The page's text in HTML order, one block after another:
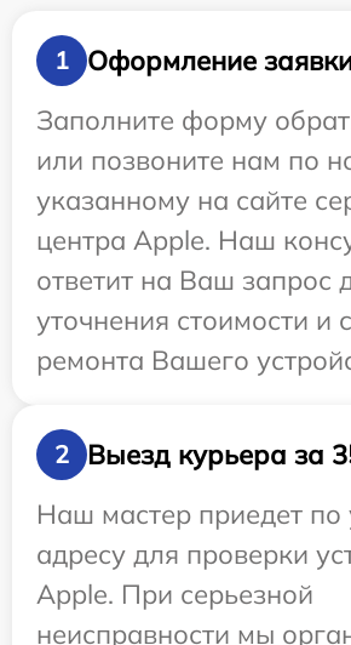
1
Оформление
Заполните форму
или позвоните нам по
указанному на сайте
центра Apple. Наш
ответит на Ваш запрос
уточнения стоимости и
ремонта Вашего
2
Выезд курьера за
Наш мастер приедет по
адресу для проверки
Apple. При серьезной
неисправности мы